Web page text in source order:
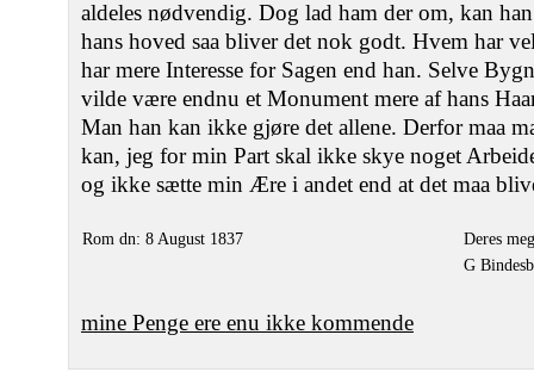
aldeles nødvendig. Dog lad ham der om, kan
hans hoved saa bliver det nok godt. Hvem har
har mere Interesse for Sagen end han. Selve
vilde være endnu et Monument mere af hans
Man han kan ikke gjøre det allene. Derfor maa
kan, jeg for min Part skal ikke skye noget
og ikke sætte min Ære i andet end at det maa
Rom dn: 8 August 1837
Deres
G
mine Penge ere enu ikke kommende